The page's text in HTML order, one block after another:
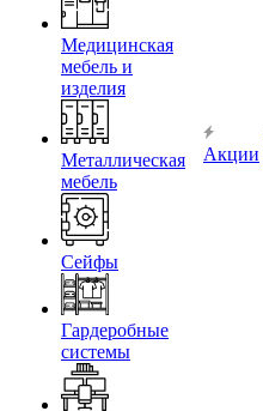
Медицинская
мебель и
изделия
Металлическая
мебель
Сейфы
Гардеробные
системы
Акции